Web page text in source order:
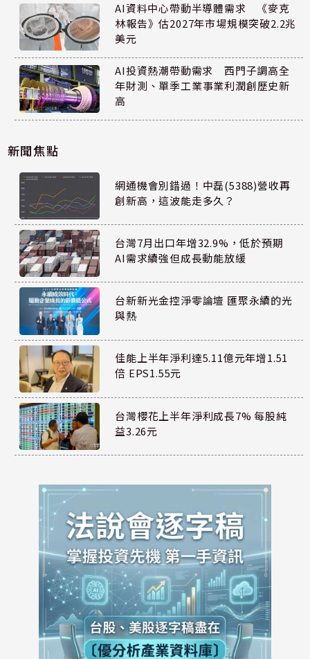
AI資料中心帶動半導體需求 《麥克
林報告》估2027年市場規模突破2.2兆
美元
AI投資熱潮帶動需求 西門子調高全
年財測、單季工業事業利潤創歷史新
高
新聞焦點
網通機會別錯過！中磊(5388)營收再
創新高，這波能走多久？
台灣7月出口年增32.9%，低於預期
AI需求續強但成長動能放緩
台新新光金控淨零論壇 匯聚永續的光
與熱
佳能上半年淨利達5.11億元年增1.51
倍 EPS1.55元
台灣櫻花上半年淨利成長7% 每股純
益3.26元